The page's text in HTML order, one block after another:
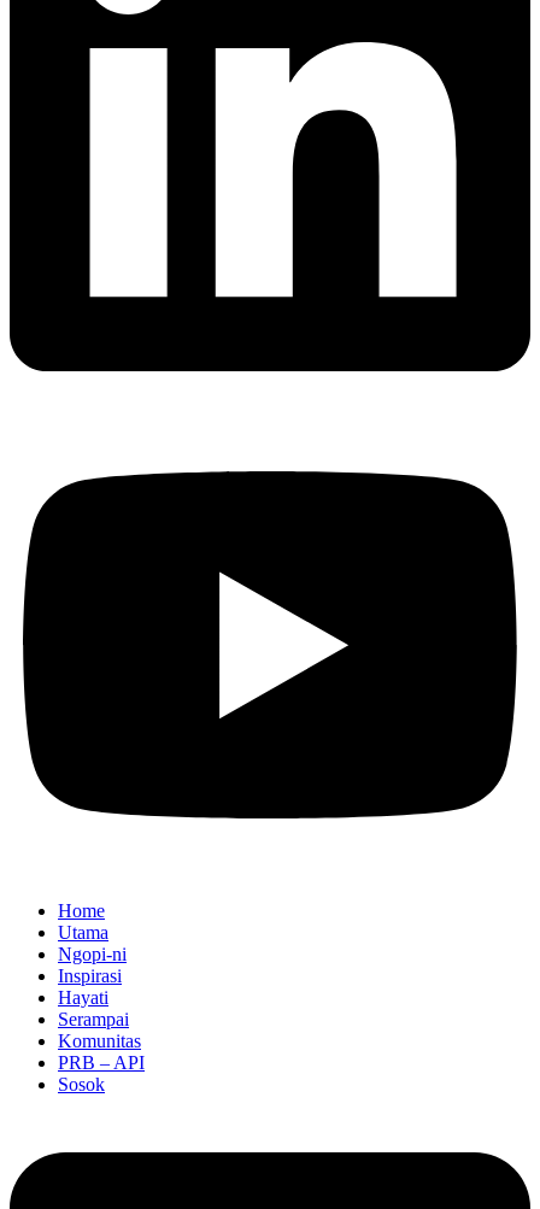
Home
Utama
Ngopi-ni
Inspirasi
Hayati
Serampai
Komunitas
PRB – API
Sosok